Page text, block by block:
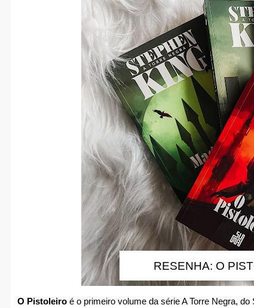
RESENHA: O
O Pistoleiro é o primeiro volume da série A Torre Negra,